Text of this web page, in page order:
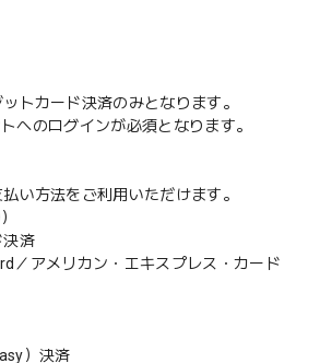
トカード決済のみとなります。
へのログインが必須となります。
い方法をご利用いただけます。
済
アメリカン・エキスプレス・カード
）決済